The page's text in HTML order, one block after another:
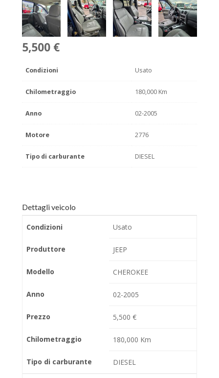
5,500 €
Condizioni Usato
Chilometraggio 180,000 Km
Anno 02-2005
Motore 2776
Tipo di carburante DIESEL
Dettagli veicolo
Condizioni Usato
Produttore JEEP
Modello CHEROKEE
Anno 02-2005
Prezzo 5,500 €
Chilometraggio 180,000 Km
Tipo di carburante DIESEL